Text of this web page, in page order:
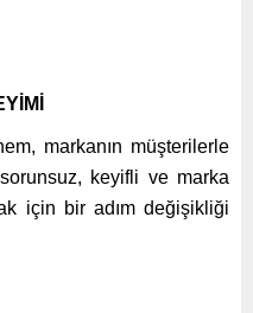
markanın müşterilerle
keyifli ve marka
için bir adım değişikliği